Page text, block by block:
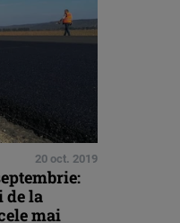
20 oct. 2019
de la
mai